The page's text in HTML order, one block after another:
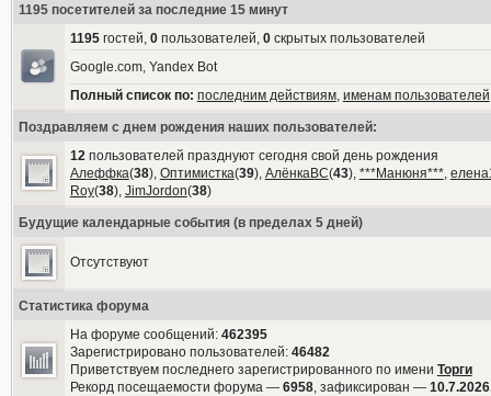
1195 посетителей за последние 15 минут
1195гостей, 0пользователей, 0скрытых пользователей
Google.com, Yandex Bot
Полный список по: последним действиям, именам пользователей
Поздравляем с днем рождения наших пользователей:
12пользователей празднуют сегодня свой день рождения
Алеффка(38), Оптимистка(39), АлёнкаВС(43), ***Манюня***,
Roy(38), JimJordon(38)
Будущие календарные события (в пределах 5 дней)
Отсутствуют
Статистика форума
На форуме сообщений: 462395
Зарегистрировано пользователей: 46482
Приветствуем последнего зарегистрированного по имени Торги
Рекорд посещаемости форума — 6958, зафиксирован —